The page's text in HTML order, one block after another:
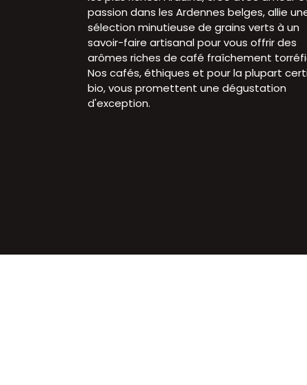
passion dans les Ardennes belges, allie
sélection minutieuse de grains verts à un
savoir-faire artisanal pour vous offrir des
arômes riches de café fraîchement
Nos cafés, éthiques et pour la plupart
bio, vous promettent une dégustation
d'exception.